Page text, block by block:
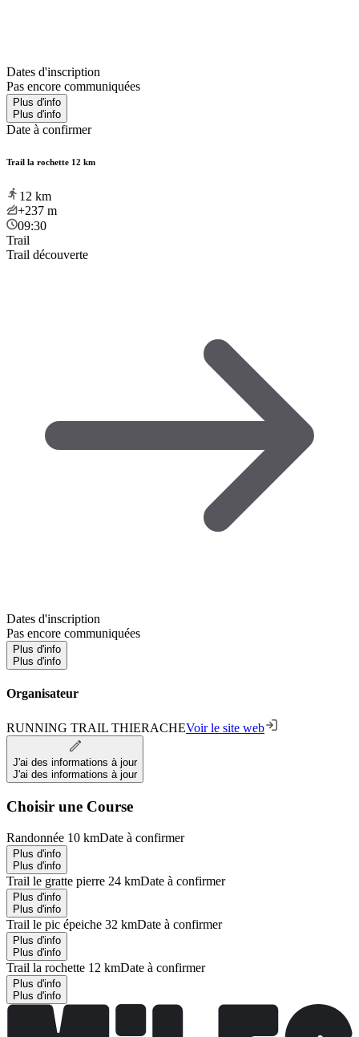
Dates d'inscription
Pas encore communiquées
Plus d'info
Plus d'info
Date à confirmer
Trail la rochette 12 km
12 km
+237 m
09:30
Trail
Trail découverte
Dates d'inscription
Pas encore communiquées
Plus d'info
Plus d'info
Organisateur
RUNNING TRAIL THIERACHEVoir le site web
J'ai des informations à jour
J'ai des informations à jour
Choisir une Course
Randonnée 10 kmDate à confirmer
Plus d'info
Plus d'info
Trail le gratte pierre 24 kmDate à confirmer
Plus d'info
Plus d'info
Trail le pic épeiche 32 kmDate à confirmer
Plus d'info
Plus d'info
Trail la rochette 12 kmDate à confirmer
Plus d'info
Plus d'info